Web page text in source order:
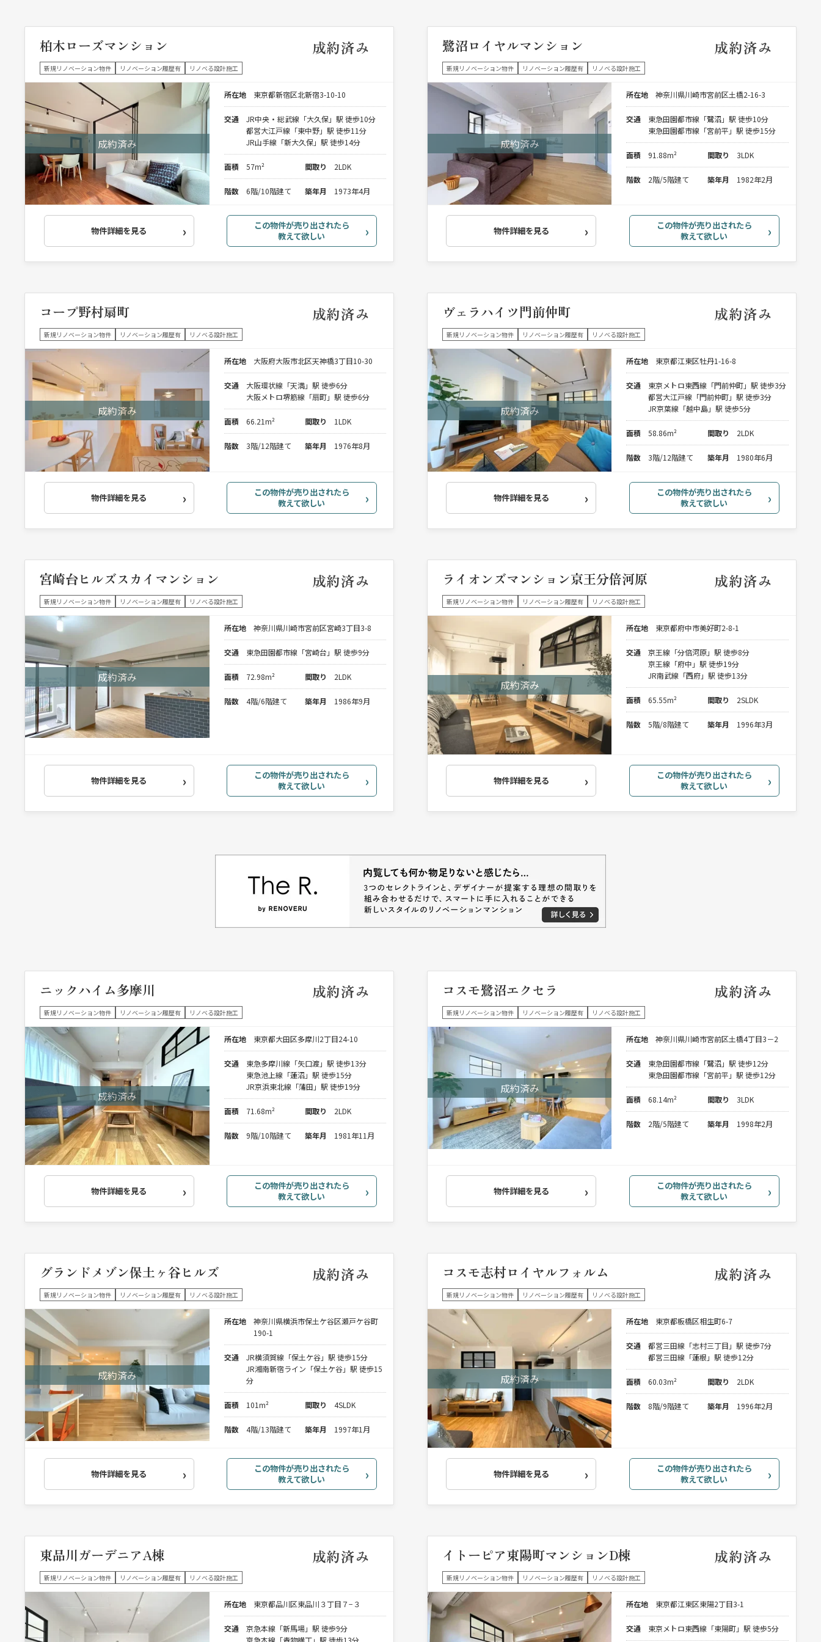
柏木ローズマンション 成約済み
新規リノベーション物件 リノベーション履歴有 リノベる設計施工
所在地 東京都新宿区北新宿3-10-10
交通
JR中央・総武線「大久保」駅 徒歩10分
都営大江戸線「東中野」駅 徒歩11分
JR山手線「新大久保」駅 徒歩14分
面積 57m² 間取り 2LDK
階数 6階/10階建て 築年月 1973年4月
物件詳細を見る
この物件が売り出されたら
教えて欲しい
鷺沼ロイヤルマンション 成約済み
新規リノベーション物件 リノベーション履歴有 リノベる設計施工
所在地 神奈川県川崎市宮前区土橋2-16-3
交通
東急田園都市線「鷺沼」駅 徒歩10分
東急田園都市線「宮前平」駅 徒歩15分
面積 91.88m² 間取り 3LDK
階数 2階/5階建て 築年月 1982年2月
物件詳細を見る
この物件が売り出されたら
教えて欲しい
コープ野村扇町 成約済み
新規リノベーション物件 リノベーション履歴有 リノベる設計施工
所在地 大阪府大阪市北区天神橋3丁目10-30
交通
大阪環状線「天満」駅 徒歩6分
大阪メトロ堺筋線「扇町」駅 徒歩6分
面積 66.21m² 間取り 1LDK
階数 3階/12階建て 築年月 1976年8月
物件詳細を見る
この物件が売り出されたら
教えて欲しい
ヴェラハイツ門前仲町 成約済み
新規リノベーション物件 リノベーション履歴有 リノベる設計施工
所在地 東京都江東区牡丹1-16-8
交通
東京メトロ東西線「門前仲町」駅 徒歩3分
都営大江戸線「門前仲町」駅 徒歩3分
JR京葉線「越中島」駅 徒歩5分
面積 58.86m² 間取り 2LDK
階数 3階/12階建て 築年月 1980年6月
物件詳細を見る
この物件が売り出されたら
教えて欲しい
宮崎台ヒルズスカイマンション 成約済み
新規リノベーション物件 リノベーション履歴有 リノベる設計施工
所在地 神奈川県川崎市宮前区宮崎3丁目3-8
交通 東急田園都市線「宮崎台」駅 徒歩9分
面積 72.98m² 間取り 2LDK
階数 4階/6階建て 築年月 1986年9月
物件詳細を見る
この物件が売り出されたら
教えて欲しい
ライオンズマンション京王分倍河原 成約済み
新規リノベーション物件 リノベーション履歴有 リノベる設計施工
所在地 東京都府中市美好町2-8-1
交通
京王線「分倍河原」駅 徒歩8分
京王線「府中」駅 徒歩19分
JR南武線「西府」駅 徒歩13分
面積 65.55m² 間取り 2SLDK
階数 5階/8階建て 築年月 1996年3月
物件詳細を見る
この物件が売り出されたら
教えて欲しい
ニックハイム多摩川 成約済み
新規リノベーション物件 リノベーション履歴有 リノベる設計施工
所在地 東京都大田区多摩川2丁目24-10
交通
東急多摩川線「矢口渡」駅 徒歩13分
東急池上線「蓮沼」駅 徒歩15分
JR京浜東北線「蒲田」駅 徒歩19分
面積 71.68m² 間取り 2LDK
階数 9階/10階建て 築年月 1981年11月
物件詳細を見る
この物件が売り出されたら
教えて欲しい
コスモ鷺沼エクセラ 成約済み
新規リノベーション物件 リノベーション履歴有 リノベる設計施工
所在地 神奈川県川崎市宮前区土橋4丁目3－2
交通
東急田園都市線「鷺沼」駅 徒歩12分
東急田園都市線「宮前平」駅 徒歩12分
面積 68.14m² 間取り 3LDK
階数 2階/5階建て 築年月 1998年2月
物件詳細を見る
この物件が売り出されたら
教えて欲しい
グランドメゾン保土ヶ谷ヒルズ 成約済み
新規リノベーション物件 リノベーション履歴有 リノベる設計施工
所在地
神奈川県横浜市保土ケ谷区瀬戸ケ谷町
190-1
交通
JR横須賀線「保土ケ谷」駅 徒歩15分
JR湘南新宿ライン「保土ケ谷」駅 徒歩15
分
面積 101m² 間取り 4SLDK
階数 4階/13階建て 築年月 1997年1月
物件詳細を見る
この物件が売り出されたら
教えて欲しい
コスモ志村ロイヤルフォルム 成約済み
新規リノベーション物件 リノベーション履歴有 リノベる設計施工
所在地 東京都板橋区相生町6-7
交通
都営三田線「志村三丁目」駅 徒歩7分
都営三田線「蓮根」駅 徒歩12分
面積 60.03m² 間取り 2LDK
階数 8階/9階建て 築年月 1996年2月
物件詳細を見る
この物件が売り出されたら
教えて欲しい
東品川ガーデニアA棟 成約済み
新規リノベーション物件 リノベーション履歴有 リノベる設計施工
所在地 東京都品川区東品川３丁目７−３
交通
京急本線「新馬場」駅 徒歩9分
京急本線「青物横丁」駅 徒歩13分
イトーピア東陽町マンションD棟 成約済み
新規リノベーション物件 リノベーション履歴有 リノベる設計施工
所在地 東京都江東区東陽2丁目3-1
交通 東京メトロ東西線「東陽町」駅 徒歩5分